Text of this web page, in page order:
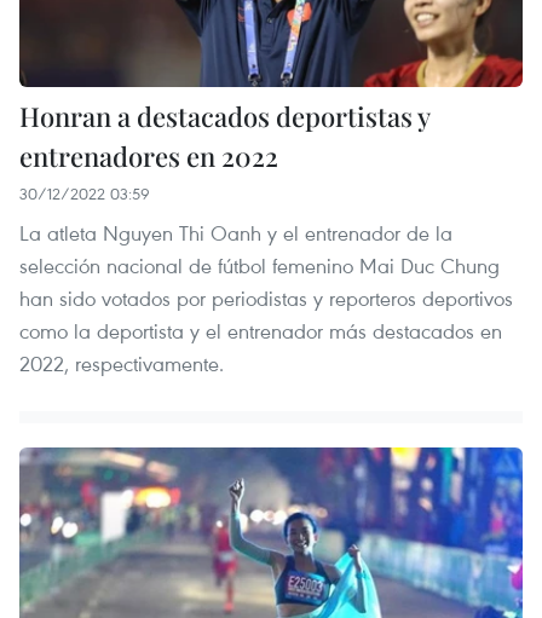
Honran a destacados deportistas y
entrenadores en 2022
30/12/2022 03:59
La atleta Nguyen Thi Oanh y el entrenador de la
selección nacional de fútbol femenino Mai Duc Chung
han sido votados por periodistas y reporteros deportivos
como la deportista y el entrenador más destacados en
2022, respectivamente.